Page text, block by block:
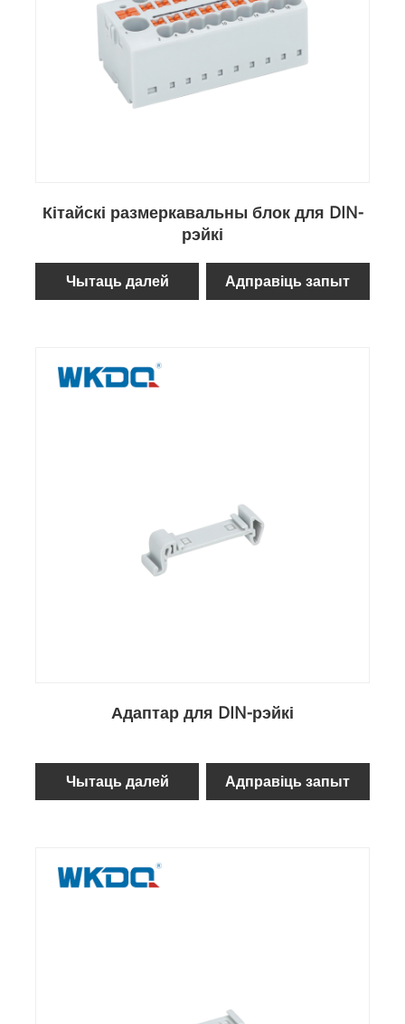
Кітайскі размеркавальны блок для DIN-
рэйкі
Чытаць далей Адправіць запыт
Адаптар для DIN-рэйкі
Чытаць далей Адправіць запыт